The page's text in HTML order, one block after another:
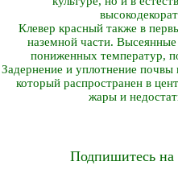
Клевер красный также в
наземной части.
пониженных температур,
Задернение и уплотнение
который распространен в
жары и
Подпишитесь